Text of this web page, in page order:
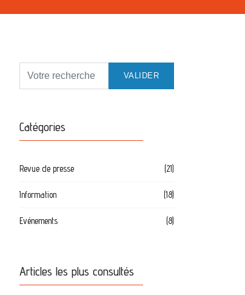
VALIDER
Catégories
Revue de presse (21)
Information (18)
Evénements (8)
Articles les plus consultés